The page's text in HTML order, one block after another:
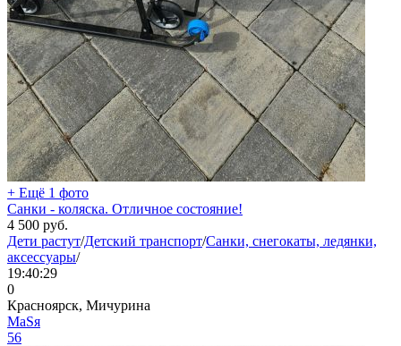
+ Ещё 1 фото
Санки - коляска. Отличное состояние!
4 500 руб.
Дети растут/Детский транспорт/Санки, снегокаты, ледянки,
аксессуары/
19:40:29
0
Красноярск, Мичурина
МаSя
56